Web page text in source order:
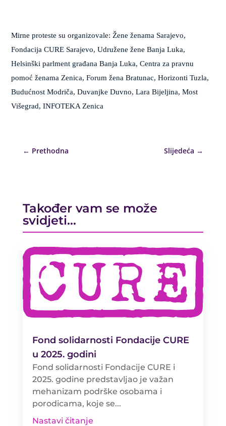
Mirne proteste su organizovale: Žene ženama Sarajevo,
Fondacija CURE Sarajevo, Udružene žene Banja Luka,
Helsinški parlment građana Banja Luka, Centra za pravnu
pomoć ženama Zenica, Forum žena Bratunac, Horizonti Tuzla,
Budućnost Modriča, Duvanjke Duvno, Lara Bijeljina, Most
Višegrad, INFOTEKA Zenica
← Prethodna Slijedeća →
Također vam se može
svidjeti…
Fond solidarnosti Fondacije CURE
u 2025. godini
Fond solidarnosti Fondacije CURE i
2025. godine predstavljao je važan
mehanizam podrške osobama i
porodicama, koje se...
Nastavi čitanje